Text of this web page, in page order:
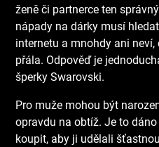
ženě či partnerce ten
nápady na dárky musí
internetu a mnohdy ani
přála. Odpověď je
šperky Swarovski.
Pro muže mohou být
opravdu na obtíž. Je to
koupit, aby ji udělali